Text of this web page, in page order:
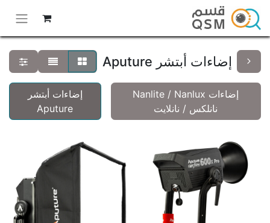
إضاءات أبتشر Aputure
إضاءات Nanlite / Nanlux
نانلكس / نانلايت
إضاءات أبتشر
Aputure